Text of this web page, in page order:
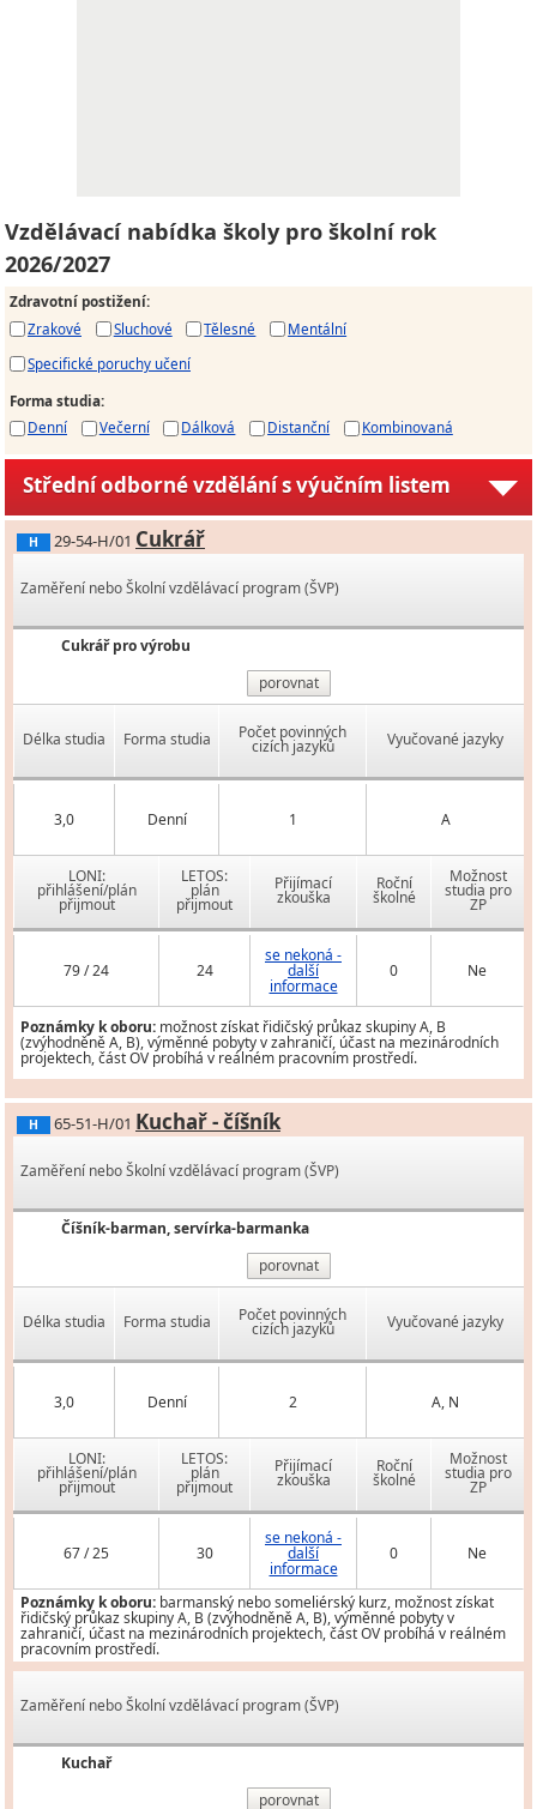
Vzdělávací nabídka školy pro školní rok
2026/2027
Zdravotní postižení:
Zrakové
Sluchové Tělesné
Mentální
Specifické poruchy učení
Forma studia:
Denní
Večerní Dálková Distanční Kombinovaná
Střední odborné vzdělání s výučním listem
H 29-54-H/01 Cukrář
Zaměření nebo Školní vzdělávací program (ŠVP)
Cukrář pro výrobu
porovnat
Délka studia Forma studia Počet povinných
cizích jazyků Vyučované jazyky
3,0 Denní 1 A
LONI:
přihlášení/plán
přijmout
LETOS:
plán
přijmout
Přijímací
zkouška
Roční
školné
Možnost
studia pro
ZP
79 / 24 24
se nekoná -
další
informace
0 Ne
Poznámky k oboru: možnost získat řidičský průkaz skupiny A, B
(zvýhodněně A, B), výměnné pobyty v zahraničí, účast na mezinárodních
projektech, část OV probíhá v reálném pracovním prostředí.
H 65-51-H/01 Kuchař - číšník
Zaměření nebo Školní vzdělávací program (ŠVP)
Číšník-barman, servírka-barmanka
porovnat
Délka studia Forma studia Počet povinných
cizích jazyků Vyučované jazyky
3,0 Denní 2 A, N
LONI:
přihlášení/plán
přijmout
LETOS:
plán
přijmout
Přijímací
zkouška
Roční
školné
Možnost
studia pro
ZP
67 / 25 30
se nekoná -
další
informace
0 Ne
Poznámky k oboru: barmanský nebo someliérský kurz, možnost získat
řidičský průkaz skupiny A, B (zvýhodněně A, B), výměnné pobyty v
zahraničí, účast na mezinárodních projektech, část OV probíhá v reálném
pracovním prostředí.
Zaměření nebo Školní vzdělávací program (ŠVP)
Kuchař
porovnat